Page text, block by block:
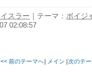
スラー ｜テーマ： ボイジ
02:08:57
<< 前のテーマへ メイン 次のテ